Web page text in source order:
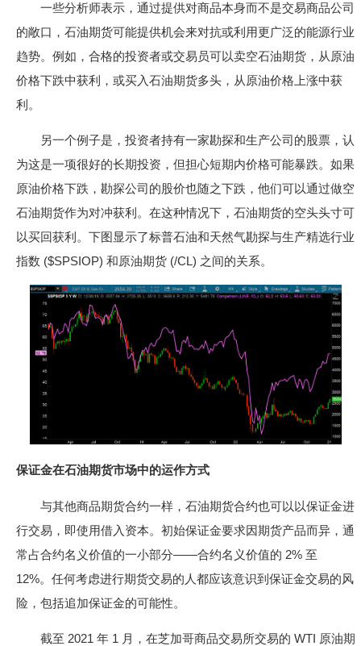
一些分析师表示，通过提供对商品本身而不是交易商品公司
的敞口，石油期货可能提供机会来对抗或利用更广泛的能源行业
趋势。例如，合格的投资者或交易员可以卖空石油期货，从原油
价格下跌中获利，或买入石油期货多头，从原油价格上涨中获
利。
另一个例子是，投资者持有一家勘探和生产公司的股票，认
为这是一项很好的长期投资，但担心短期内价格可能暴跌。如果
原油价格下跌，勘探公司的股价也随之下跌，他们可以通过做空
石油期货作为对冲获利。在这种情况下，石油期货的空头头寸可
以买回获利。下图显示了标普石油和天然气勘探与生产精选行业
指数 ($SPSIOP) 和原油期货 (/CL) 之间的关系。
保证金在石油期货市场中的运作方式
与其他商品期货合约一样，石油期货合约也可以以保证金进
行交易，即使用借入资本。初始保证金要求因期货产品而异，通
常占合约名义价值的一小部分——合约名义价值的 2% 至
12%。任何考虑进行期货交易的人都应该意识到保证金交易的风
险，包括追加保证金的可能性。
截至 2021 年 1 月，在芝加哥商品交易所交易的 WTI 原油期